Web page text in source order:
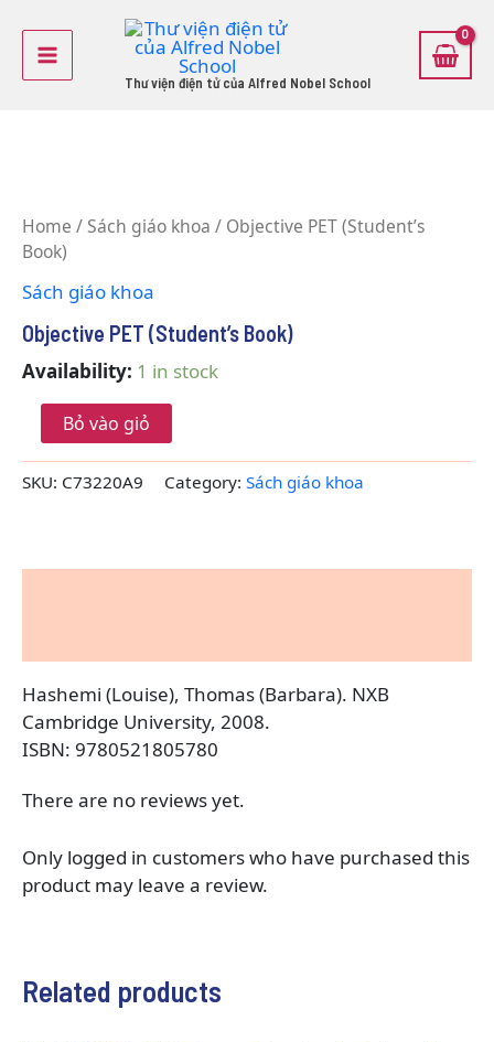
content
Main
Menu
Thư viện điện tử của Alfred Nobel School
Home /Sách giáo khoa / Objective PET (Student’s
Book)
Sách giáo khoa
Objective PET (Student’s Book)
Availability: 1 in stock
(Student's
Book)
Bỏ vào giỏ
SKU: C73220A9 Category: Sách giáo khoa
Hashemi (Louise), Thomas (Barbara). NXB
Cambridge University, 2008.
ISBN: 9780521805780
There are no reviews yet.
Only logged in customers who have purchased this
product may leave a review.
Related products